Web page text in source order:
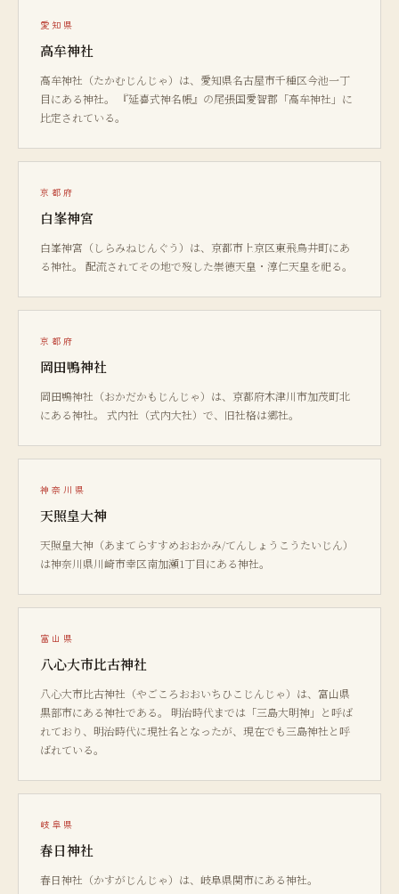
愛知県
高牟神社
高牟神社（たかむじんじゃ）は、愛知県名古屋市千種区今池一丁
目にある神社。 『延喜式神名帳』の尾張国愛智郡「高牟神社」に
比定されている。
京都府
白峯神宮
白峯神宮（しらみねじんぐう）は、京都市上京区東飛鳥井町にあ
る神社。 配流されてその地で歿した崇徳天皇・淳仁天皇を祀る。
京都府
岡田鴨神社
岡田鴨神社（おかだかもじんじゃ）は、京都府木津川市加茂町北
にある神社。 式内社（式内大社）で、旧社格は郷社。
神奈川県
天照皇大神
天照皇大神（あまてらすすめおおかみ/てんしょうこうたいじん）
は神奈川県川崎市幸区南加瀬1丁目にある神社。
富山県
八心大市比古神社
八心大市比古神社（やごころおおいちひこじんじゃ）は、富山県
黒部市にある神社である。 明治時代までは「三島大明神」と呼ば
れており、明治時代に現社名となったが、現在でも三島神社と呼
ばれている。
岐阜県
春日神社
春日神社（かすがじんじゃ）は、岐阜県関市にある神社。